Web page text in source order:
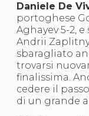
Daniele De
portoghese
Aghayev 5-2,
Andrii
sbaragliato
trovarsi
finalissima.
cedere il
di un grande